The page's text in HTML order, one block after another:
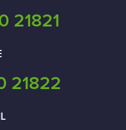
21821
21822